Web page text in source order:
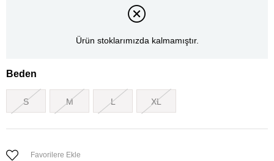
Ürün stoklarımızda kalmamıştır.
Beden
S M L XL
Favorilere Ekle